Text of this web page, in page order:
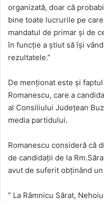
organizată, doar că
bine toate lucrurile pe
mandatul de primar și de
în funcție a știut să își
rezultatele.”
De menționat este și
Romanescu, care a
al Consiliului Județean
media partidului.
Romanescu consideră că
de candidații de la
avut de suferit obținând
” La Râmnicu Sărat,